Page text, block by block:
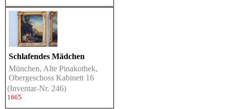
Schlafendes Mädchen
München, Alte Pinakothek,
Obergeschoss Kabinett 16
(Inventar-Nr. 246)
1665